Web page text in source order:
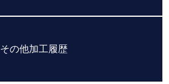
その他加工履歴